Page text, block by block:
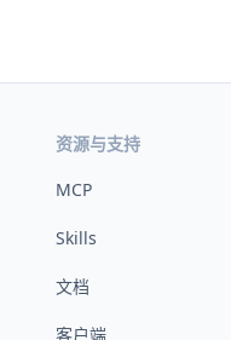
资源与支持
MCP
Skills
文档
客户端